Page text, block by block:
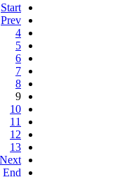
Start
Prev
4
5
6
7
8
9
10
11
12
13
Next
End